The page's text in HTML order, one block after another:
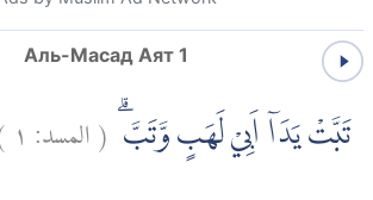
Аль-Масад Аят 1
تَبَّتْ يَدَآ اَبِيْ لَهَبٍ وَّتَبَّۗ (المسد: ١